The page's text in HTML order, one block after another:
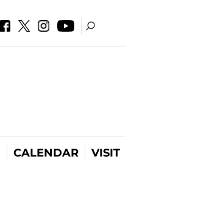
CALENDAR VISIT